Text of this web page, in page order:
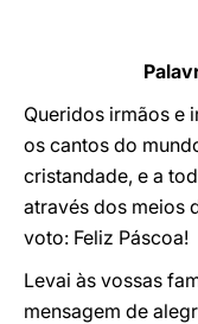
Queridos irmãos e
os cantos do
cristandade, e a
através dos meios
voto: Feliz Páscoa!
Levai às vossas
mensagem de